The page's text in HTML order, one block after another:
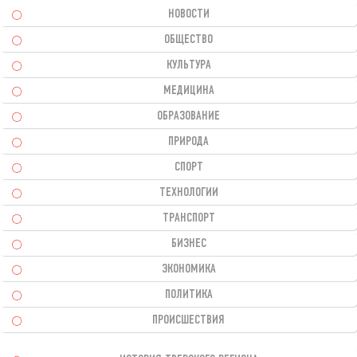
НОВОСТИ
ОБЩЕСТВО
КУЛЬТУРА
МЕДИЦИНА
ОБРАЗОВАНИЕ
ПРИРОДА
СПОРТ
ТЕХНОЛОГИИ
ТРАНСПОРТ
БИЗНЕС
ЭКОНОМИКА
ПОЛИТИКА
ПРОИСШЕСТВИЯ